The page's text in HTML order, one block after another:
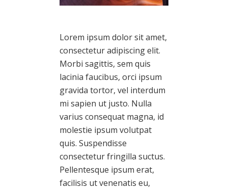
Lorem ipsum dolor sit amet,
consectetur adipiscing elit.
Morbi sagittis, sem quis
lacinia faucibus, orci ipsum
gravida tortor, vel interdum
mi sapien ut justo. Nulla
varius consequat magna, id
molestie ipsum volutpat
quis. Suspendisse
consectetur fringilla suctus.
Pellentesque ipsum erat,
facilisis ut venenatis eu,